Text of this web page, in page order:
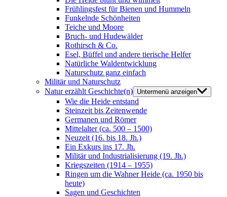
Frühlingsfest für Bienen und Hummeln
Funkelnde Schönheiten
Teiche und Moore
Bruch- und Hudewälder
Rothirsch & Co.
Esel, Büffel und andere tierische Helfer
Natürliche Waldentwicklung
Naturschutz ganz einfach
Militär und Naturschutz
Natur erzählt Geschichte(n) Untermenü anzeigen
Wie die Heide entstand
Steinzeit bis Zeitenwende
Germanen und Römer
Mittelalter (ca. 500 – 1500)
Neuzeit (16. bis 18. Jh.)
Ein Exkurs ins 17. Jh.
Militär und Industrialisierung (19. Jh.)
Kriegszeiten (1914 – 1955)
Ringen um die Wahner Heide (ca. 1950 bis
heute)
Sagen und Geschichten